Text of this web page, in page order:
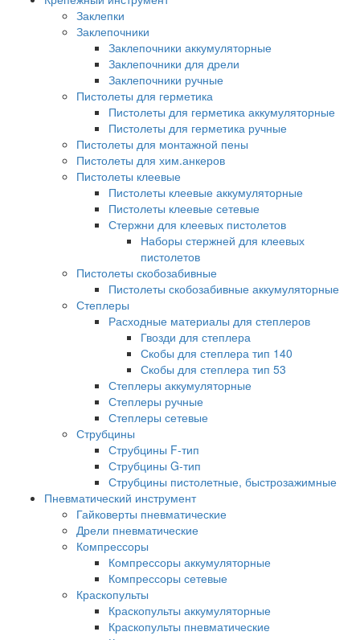
Заклепки
Заклепочники
Заклепочники аккумуляторные
Заклепочники для дрели
Заклепочники ручные
Пистолеты для герметика
Пистолеты для герметика аккумуляторные
Пистолеты для герметика ручные
Пистолеты для монтажной пены
Пистолеты для хим.анкеров
Пистолеты клеевые
Пистолеты клеевые аккумуляторные
Пистолеты клеевые сетевые
Стержни для клеевых пистолетов
Наборы стержней для клеевых
пистолетов
Пистолеты скобозабивные
Пистолеты скобозабивные аккумуляторные
Степлеры
Расходные материалы для степлеров
Гвозди для степлера
Скобы для степлера тип 140
Скобы для степлера тип 53
Степлеры аккумуляторные
Степлеры ручные
Степлеры сетевые
Струбцины
Струбцины F-тип
Струбцины G-тип
Струбцины пистолетные, быстрозажимные
Пневматический инструмент
Гайковерты пневматические
Дрели пневматические
Компрессоры
Компрессоры аккумуляторные
Компрессоры сетевые
Краскопульты
Краскопульты аккумуляторные
Краскопульты пневматические